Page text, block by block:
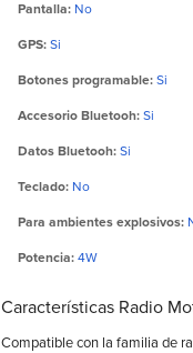
Pantalla: No
GPS: Si
Botones programable: Si
Accesorio Bluetooh: Si
Datos Bluetooh: Si
Teclado: No
Para ambientes explosivos:
Potencia: 4W
Características Radio
Compatible con la familia de